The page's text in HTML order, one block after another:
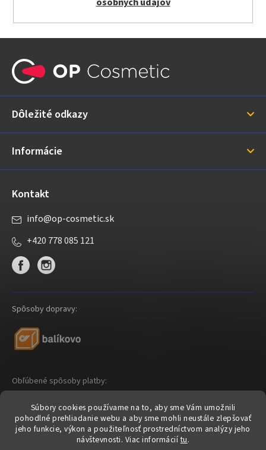
Súbory cookies používame na to, aby sme Vám umožnili
pohodlné prehliadanie webu a aby sme mohli neustále zlepšovať
jeho funkcie, výkon a použiteľnosť prostredníctvom analýzy jeho
návštevnosti. Viac informáciítu.
ä
i
Dôležité odkazy
Informácie
Kontakt
info@op-cosmetic.sk
+420 778 085 121
Spôsoby dopravy:
Obľúbené spôsoby platby: